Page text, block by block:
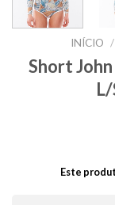
INÍCIO /
Short
Este